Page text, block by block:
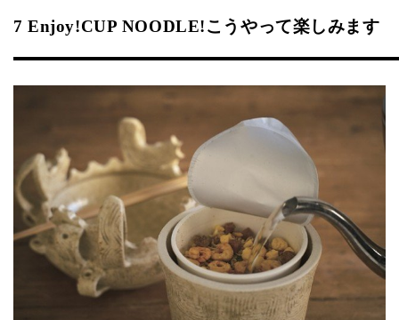
7 Enjoy!CUP NOODLE!こうやって楽しみます